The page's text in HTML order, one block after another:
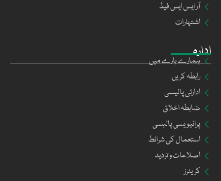
ادارہ
ہمارے بارے میں
رابطہ کریں
ادارتی پالیسی
ضابطہ اخلاق
پرائیویسی پالیسی
استعمال کی شرائط
اصلاحات و تردید
کریئرز
آر ایس ایس فیڈ
اشتہارات